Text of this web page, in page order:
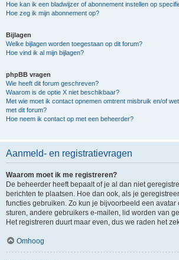
Hoe kan ik een bladwijzer of abonnement instellen op
Hoe zeg ik mijn abonnement op?
Bijlagen
Welke bijlagen worden toegestaan op dit forum?
Hoe vind ik al mijn bijlagen?
phpBB vragen
Wie heeft dit forum geschreven?
Waarom is de optie X niet beschikbaar?
Met wie moet ik contact opnemen omtrent misbruik en/of
met dit forum?
Hoe neem ik contact op met een beheerder?
Aanmeld- en registratievragen
Waarom moet ik me registreren?
De beheerder heeft bepaalt of je al dan niet
berichten te plaatsen. Hoe dan ook, als je
functies gebruiken. Zo kun je bijvoorbeeld een avatar
sturen, andere gebruikers e-mailen, lid worden van
Het registreren duurt maar even, dus we raden het
Omhoog